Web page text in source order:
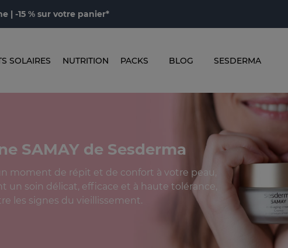
| -15 % sur votre panier*
SOLAIRES NUTRITION PACKS BLOG SESDERMA
SAMAY de Sesderma
moment de répit et de confort à votre peau,
un soin délicat, efficace et à haute tolérance,
les signes du vieillissement.